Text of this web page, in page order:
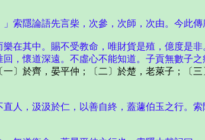
索隱論語先言柴，次參，次師，次由。今此
樂在其中。賜不受教命，唯財貨是殖，億度
，懷道深遠。不虛心不能知道。子貢無數子
於齊，晏平仲；〔二〕於楚，老萊子；〔
直人，汲汲於仁，以善自終，蓋蘧伯玉之行